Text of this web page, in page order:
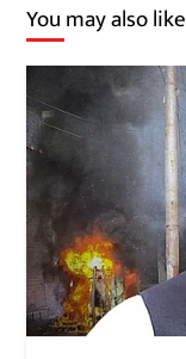
You may also like